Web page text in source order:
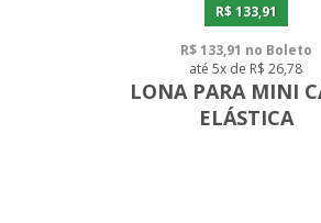
R$ 133,91
R$ 133,91 no Boleto
até 5x de R$ 26,78
LONA PARA MINI
ELÁSTICA